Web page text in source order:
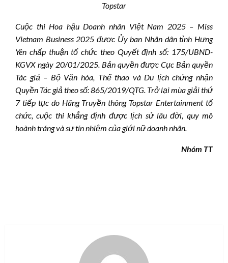
Topstar
Cuộc thi Hoa hậu Doanh nhân Việt Nam 2025 – Miss
Vietnam Business 2025 được Ủy ban Nhân dân tỉnh Hưng
Yên chấp thuận tổ chức theo Quyết định số: 175/UBND-
KGVX ngày 20/01/2025. Bản quyền được Cục Bản quyền
Tác giả – Bộ Văn hóa, Thể thao và Du lịch chứng nhận
Quyền Tác giả theo số: 865/2019/QTG. Trở lại mùa giải thứ
7 tiếp tục do Hãng Truyền thông Topstar Entertainment tổ
chức, cuộc thi khẳng định được lịch sử lâu đời, quy mô
hoành tráng và sự tín nhiệm của giới nữ doanh nhân.
Nhóm TT